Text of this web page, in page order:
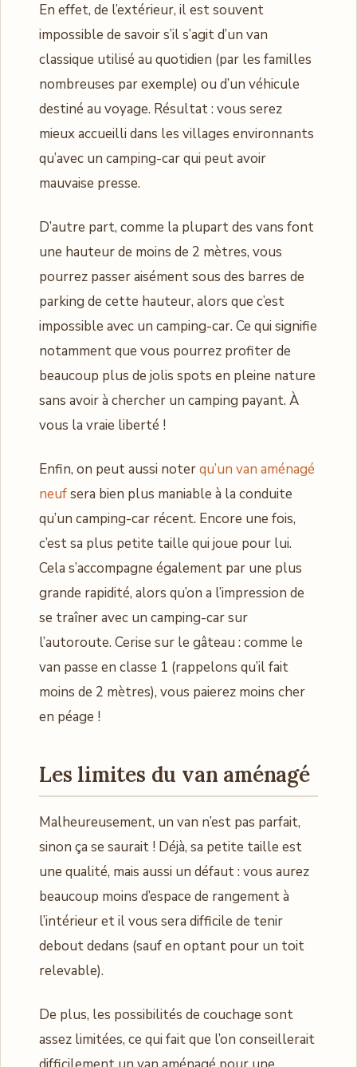
En effet, de l’extérieur, il est souvent
impossible de savoir s’il s’agit d’un van
classique utilisé au quotidien (par les familles
nombreuses par exemple) ou d’un véhicule
destiné au voyage. Résultat : vous serez
mieux accueilli dans les villages environnants
qu’avec un camping-car qui peut avoir
mauvaise presse.
D’autre part, comme la plupart des vans font
une hauteur de moins de 2 mètres, vous
pourrez passer aisément sous des barres de
parking de cette hauteur, alors que c’est
impossible avec un camping-car. Ce qui signifie
notamment que vous pourrez profiter de
beaucoup plus de jolis spots en pleine nature
sans avoir à chercher un camping payant. À
vous la vraie liberté !
Enfin, on peut aussi noterqu’un van aménagé
neufsera bien plus maniable à la conduite
qu’un camping-car récent. Encore une fois,
c’est sa plus petite taille qui joue pour lui.
Cela s’accompagne également par une plus
grande rapidité, alors qu’on a l’impression de
se traîner avec un camping-car sur
l’autoroute. Cerise sur le gâteau : comme le
van passe en classe 1 (rappelons qu’il fait
moins de 2 mètres), vous paierez moins cher
en péage !
Les limites du van aménagé
Malheureusement, un van n’est pas parfait,
sinon ça se saurait ! Déjà, sa petite taille est
une qualité, mais aussi un défaut : vous aurez
beaucoup moins d’espace de rangement à
l’intérieur et il vous sera difficile de tenir
debout dedans (sauf en optant pour un toit
relevable).
De plus, les possibilités de couchage sont
assez limitées, ce qui fait que l’on conseillerait